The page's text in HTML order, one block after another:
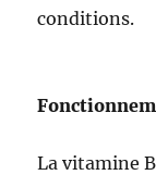
conditions.
La vitamine